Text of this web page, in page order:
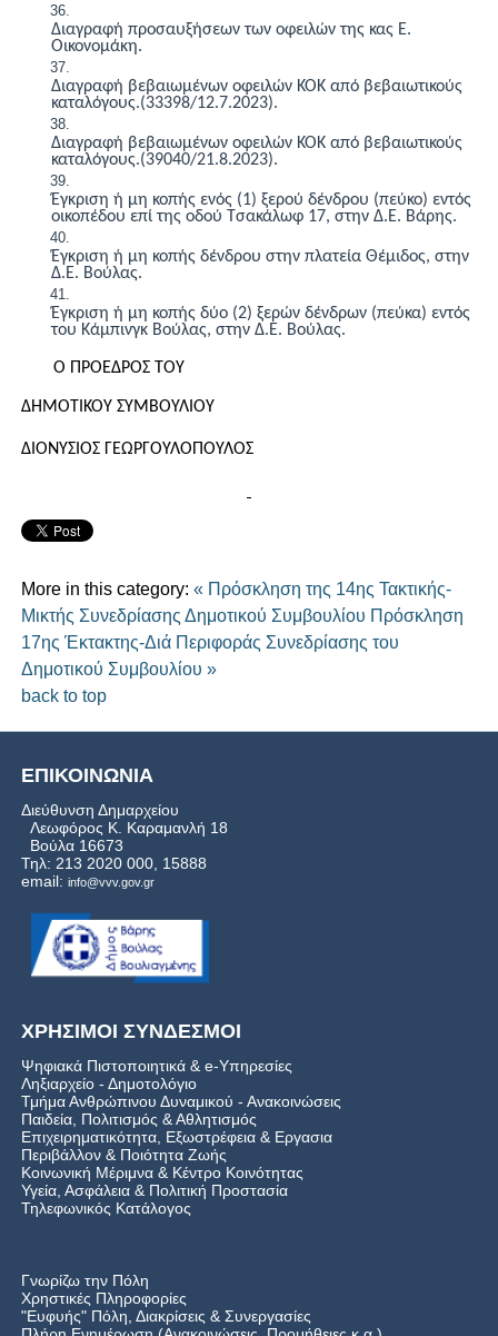
Διαγραφή προσαυξήσεων των οφειλών της κας Ε.
Οικονομάκη.
Διαγραφή βεβαιωμένων οφειλών ΚΟΚ από βεβαιωτικούς
καταλόγους.(33398/12.7.2023).
Διαγραφή βεβαιωμένων οφειλών ΚΟΚ από βεβαιωτικούς
καταλόγους.(39040/21.8.2023).
Έγκριση ή μη κοπής ενός (1) ξερού δένδρου (πεύκο) εντός
οικοπέδου επί της οδού Τσακάλωφ 17, στην Δ.Ε. Βάρης.
Έγκριση ή μη κοπής δένδρου στην πλατεία Θέμιδος, στην
Δ.Ε. Βούλας.
Έγκριση ή μη κοπής δύο (2) ξερών δένδρων (πεύκα) εντός
του Κάμπινγκ Βούλας, στην Δ.Ε. Βούλας.
O ΠΡΟΕΔΡΟΣ ΤΟΥ
ΔΗΜΟΤΙΚΟΥ ΣΥΜΒΟΥΛΙΟΥ
ΔΙΟΝΥΣΙΟΣ ΓΕΩΡΓΟΥΛΟΠΟΥΛΟΣ
More in this category: « Πρόσκληση της 14ης Τακτικής-
Μικτής Συνεδρίασης Δημοτικού Συμβουλίου Πρόσκληση
17ης Έκτακτης-Διά Περιφοράς Συνεδρίασης του
Δημοτικού Συμβουλίου »
back to top
ΕΠΙΚΟΙΝΩΝΙΑ
Διεύθυνση Δημαρχείου
Λεωφόρος Κ. Καραμανλή 18
Βούλα 16673
Τηλ: 213 2020 000, 15888
email: info@vvv.gov.gr
ΧΡΗΣΙΜΟΙ ΣΥΝΔΕΣΜΟΙ
Ψηφιακά Πιστοποιητικά & e-Υπηρεσίες
Ληξιαρχείο - Δημοτολόγιο
Τμήμα Ανθρώπινου Δυναμικού - Ανακοινώσεις
Παιδεία, Πολιτισμός & Αθλητισμός
Επιχειρηματικότητα, Εξωστρέφεια & Εργασια
Περιβάλλον & Ποιότητα Ζωής
Kοινωνική Μέριμνα & Κέντρο Κοινότητας
Υγεία, Ασφάλεια & Πολιτική Προστασία
Τηλεφωνικός Κατάλογος
Γνωρίζω την Πόλη
Χρηστικές Πληροφορίες
"Ευφυής" Πόλη, Διακρίσεις & Συνεργασίες